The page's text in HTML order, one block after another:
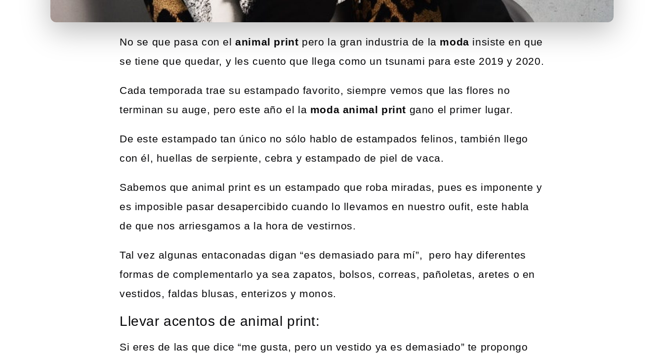
No se que pasa con elanimal print pero la gran industria de la moda insiste en que
se tiene que quedar, y les cuento que llega como un tsunami para este 2019 y 2020.
Cada temporada trae su estampado favorito, siempre vemos que las flores no
terminan su auge, pero este año el la moda animal print gano el primer lugar.
De este estampado tan único no sólo hablo de estampados felinos, también llego
con él, huellas de serpiente, cebra y estampado de piel de vaca.
Sabemos que animal print es un estampado que roba miradas, pues es imponente y
es imposible pasar desapercibido cuando lo llevamos en nuestro oufit, este habla
de que nos arriesgamos a la hora de vestirnos.
Tal vez algunas entaconadas digan “es demasiado para mí”, pero hay diferentes
formas de complementarlo ya sea zapatos, bolsos, correas, pañoletas, aretes o en
vestidos, faldas blusas, enterizos y monos.
Llevar acentos de animal print:
Si eres de las que dice “me gusta, pero un vestido ya es demasiado” te propongo